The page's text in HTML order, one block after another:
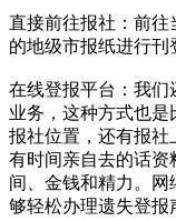
直接前往报社‌：‌前往
的地级市报纸进行刊
在线登报平台‌：‌我们
业务，这种方式也
报社位置，还有报社
有时间亲自去的话资
间、金钱和精力。
够轻松办理遗失登报